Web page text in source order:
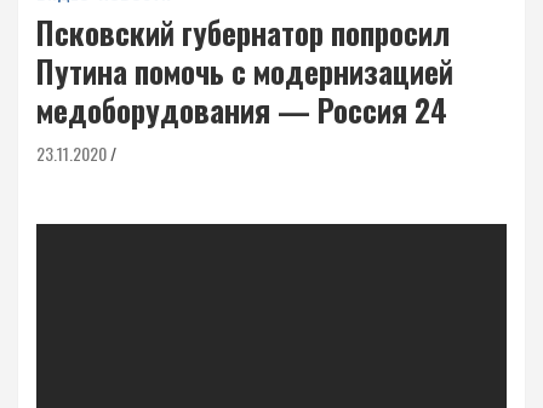
Псковский губернатор попросил
Путина помочь с модернизацией
медоборудования — Россия 24
23.11.2020